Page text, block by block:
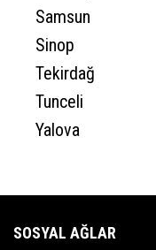
Samsun
Sinop
Tekirdağ
Tunceli
Yalova
SOSYAL AĞLAR